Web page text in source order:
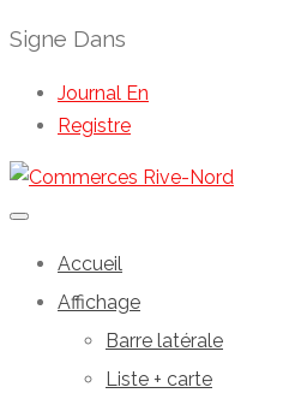
Signe Dans
Journal En
Registre
Accueil
Affichage
Barre latérale
Liste + carte